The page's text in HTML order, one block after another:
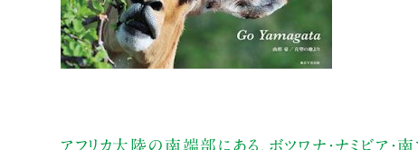
アフリカ大陸の南端部にある、ボツワナ・ナミビア・